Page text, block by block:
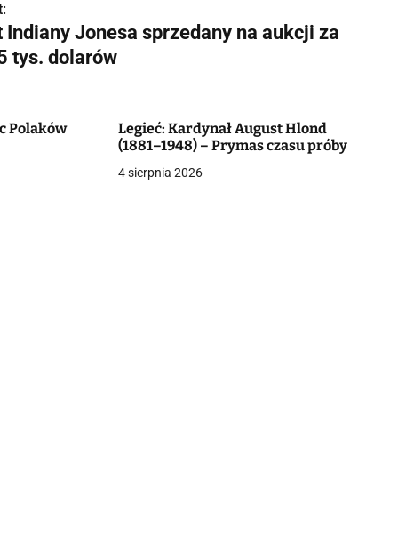
Indiany Jonesa sprzedany na aukcji za
tys. dolarów
Polaków
Legieć: Kardynał August Hlond
(1881–1948) – Prymas czasu próby
4 sierpnia 2026